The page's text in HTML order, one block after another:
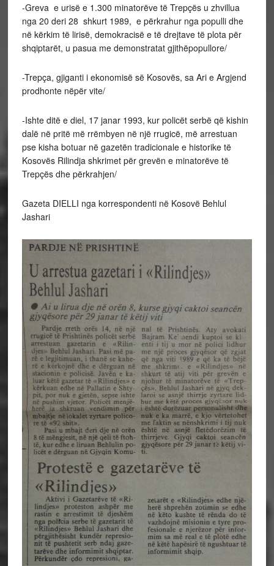
-Greva e urisë e 1.300 minatorëve të Trepçës u zhvillua
nga 20 deri 28 shkurt 1989, e përkrahur nga populli dhe
në kërkim të lirisë, demokracisë e të drejtave të plota për
shqiptarët, u pasua me demonstratat gjithëpopullore/
-Trepça, gjiganti i ekonomisë së Kosovës, sa Ari e Argjend
prodhonte nëpër vite/
-Ishte ditë e diel, 17 janar 1993, kur policët serbë që kishin
dalë në pritë më rrëmbyen në një rrugicë, më arrestuan
pse kisha botuar në gazetën tradicionale e historike të
Kosovës Rilindja shkrimet për grevën e minatorëve të
Trepçës dhe përkrahjen/
Gazeta DIELLI nga korrespondenti në Kosovë Behlul
Jashari